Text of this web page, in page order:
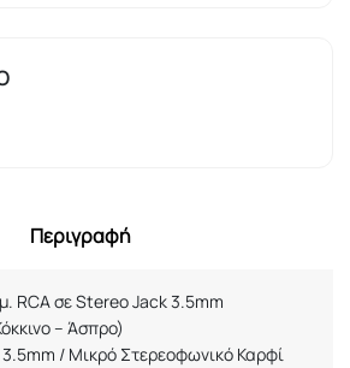
Περιγραφή
RCAσεStereoJack3.5mm
– Άσπρο)
3.5mm / Μικρό Στερεοφωνικό Καρφί